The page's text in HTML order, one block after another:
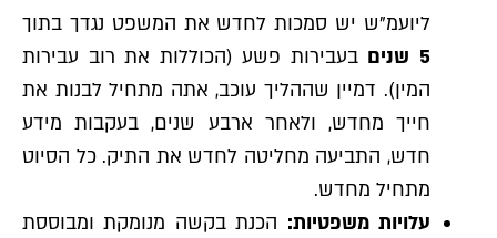
ליועמ"ש יש סמכות לחדש את המשפט נגדך בתוך
5 שנים
בעבירות פשע (הכוללות את רוב עבירות
המין). דמיין שההליך עוכב, אתה מתחיל לבנות את
חייך מחדש, ולאחר ארבע שנים, בעקבות מידע
חדש, התביעה מחליטה לחדש את התיק. כל הסיוט
מתחיל מחדש.
עלויות משפטיות: הכנת בקשה מנומקת ומבוססת